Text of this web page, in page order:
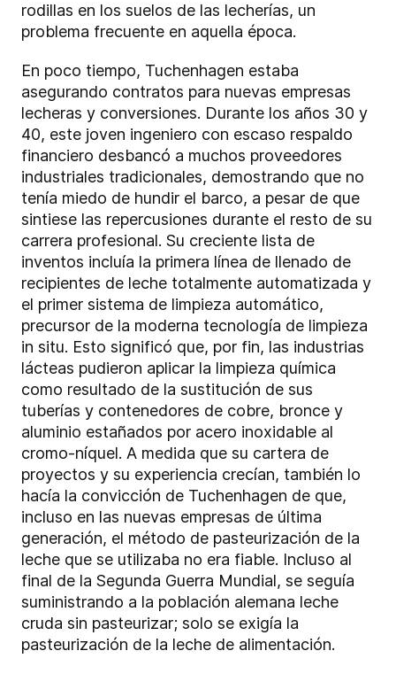
rodillas en los suelos de las lecherías, un
problema frecuente en aquella época.
En poco tiempo, Tuchenhagen estaba
asegurando contratos para nuevas empresas
lecheras y conversiones. Durante los años 30 y
40, este joven ingeniero con escaso respaldo
financiero desbancó a muchos proveedores
industriales tradicionales, demostrando que no
tenía miedo de hundir el barco, a pesar de que
sintiese las repercusiones durante el resto de su
carrera profesional. Su creciente lista de
inventos incluía la primera línea de llenado de
recipientes de leche totalmente automatizada y
el primer sistema de limpieza automático,
precursor de la moderna tecnología de limpieza
in situ. Esto significó que, por fin, las industrias
lácteas pudieron aplicar la limpieza química
como resultado de la sustitución de sus
tuberías y contenedores de cobre, bronce y
aluminio estañados por acero inoxidable al
cromo-níquel. A medida que su cartera de
proyectos y su experiencia crecían, también lo
hacía la convicción de Tuchenhagen de que,
incluso en las nuevas empresas de última
generación, el método de pasteurización de la
leche que se utilizaba no era fiable. Incluso al
final de la Segunda Guerra Mundial, se seguía
suministrando a la población alemana leche
cruda sin pasteurizar; solo se exigía la
pasteurización de la leche de alimentación.